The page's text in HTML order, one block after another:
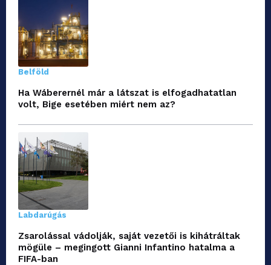
Belföld
Ha Wáberernél már a látszat is elfogadhatatlan
volt, Bige esetében miért nem az?
Labdarúgás
Zsarolással vádolják, saját vezetői is kihátráltak
mögüle – megingott Gianni Infantino hatalma a
FIFA-ban